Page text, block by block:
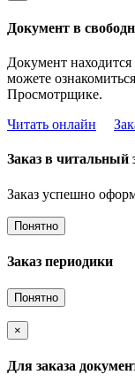
Документ в
Документ
можете
Просмотрщике.
Читать онлайн
Заказ в читальный
Заказ успешно
Понятно
Заказ периодики
Понятно
×
Для заказа